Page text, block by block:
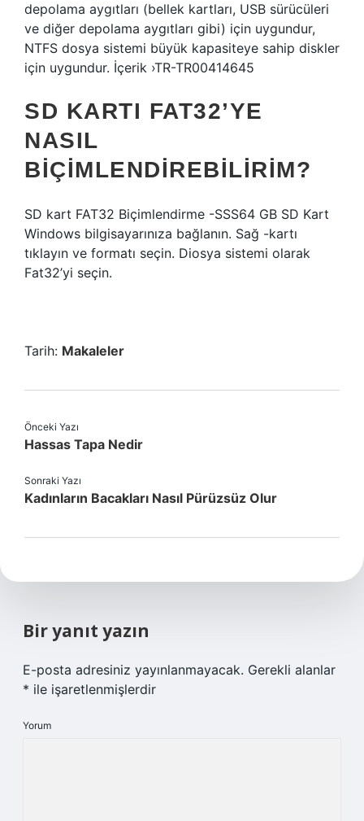
depolama aygıtları (bellek kartları, USB sürücüleri
ve diğer depolama aygıtları gibi) için uygundur,
NTFS dosya sistemi büyük kapasiteye sahip diskler
için uygundur. İçerik ›TR-TR00414645
SD KARTI FAT32’YE
NASIL
BIÇIMLENDIREBILIRIM?
SD kart FAT32 Biçimlendirme -SSS64 GB SD Kart
Windows bilgisayarınıza bağlanın. Sağ -kartı
tıklayın ve formatı seçin. Diosya sistemi olarak
Fat32’yi seçin.
Tarih: Makaleler
Önceki Yazı
Hassas Tapa Nedir
Sonraki Yazı
Kadınların Bacakları Nasıl Pürüzsüz Olur
Bir yanıt yazın
E-posta adresiniz yayınlanmayacak. Gerekli alanlar
* ile işaretlenmişlerdir
Yorum